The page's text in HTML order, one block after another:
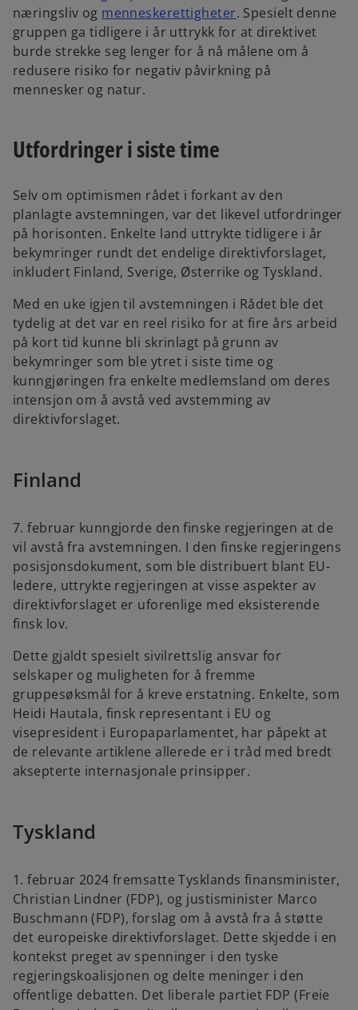
e
w
t
a
s
i
n
a
p
e
n
s
n
t
a
b
næringsliv og menneskerettighetero
p
e
n
w
t
a
b
. Spesielt denne
gruppen ga tidligere i år uttrykk for at direktivet
burde strekke seg lenger for å nå målene om å
redusere risiko for negativ påvirkning på
mennesker og natur.
Utfordringer i siste time
Selv om optimismen rådet i forkant av den
planlagte avstemningen, var det likevel utfordringer
på horisonten. Enkelte land uttrykte tidligere i år
bekymringer rundt det endelige direktivforslaget,
inkludert Finland, Sverige, Østerrike og Tyskland.
Med en uke igjen til avstemningen i Rådet ble det
tydelig at det var en reel risiko for at fire års arbeid
på kort tid kunne bli skrinlagt på grunn av
bekymringer som ble ytret i siste time og
kunngjøringen fra enkelte medlemsland om deres
intensjon om å avstå ved avstemming av
direktivforslaget.
Finland
7. februar kunngjorde den finske regjeringen at de
vil avstå fra avstemningen. I den finske regjeringens
posisjonsdokument, som ble distribuert blant EU-
ledere, uttrykte regjeringen at visse aspekter av
direktivforslaget er uforenlige med eksisterende
finsk lov.
Dette gjaldt spesielt sivilrettslig ansvar for
selskaper og muligheten for å fremme
gruppesøksmål for å kreve erstatning. Enkelte, som
Heidi Hautala, finsk representant i EU og
visepresident i Europaparlamentet, har påpekt at
de relevante artiklene allerede er i tråd med bredt
aksepterte internasjonale prinsipper.
Tyskland
1. februar 2024 fremsatte Tysklands finansminister,
Christian Lindner (FDP), og justisminister Marco
Buschmann (FDP), forslag om å avstå fra å støtte
det europeiske direktivforslaget. Dette skjedde i en
kontekst preget av spenninger i den tyske
regjeringskoalisjonen og delte meninger i den
offentlige debatten. Det liberale partiet FDP (Freie